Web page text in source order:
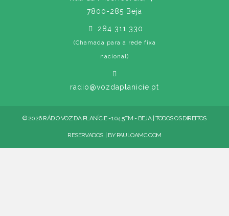
7800-285 Beja
284 311 330
(Chamada para a rede fixa
nacional)
radio@vozdaplanicie.pt
© 2026 RÁDIO VOZ DA PLANÍCIE - 104.5FM - BEJA | TODOS OS DIREITOS
RESERVADOS. | BY PAULOAMC.COM